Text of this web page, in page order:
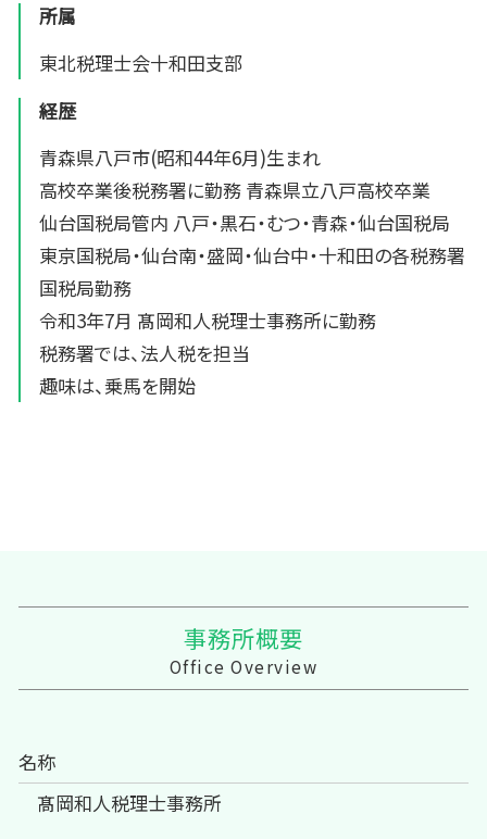
所属
東北税理士会十和田支部
経歴
青森県八戸市(昭和44年6月)生まれ
高校卒業後税務署に勤務 青森県立八戸高校卒業
仙台国税局管内 八戸・黒石・むつ・青森・仙台国税局
東京国税局・仙台南・盛岡・仙台中・十和田の各税務署
国税局勤務
令和3年7月 髙岡和人税理士事務所に勤務
税務署では、法人税を担当
趣味は、乗馬を開始
事務所概要
Office Overview
名称
髙岡和人税理士事務所